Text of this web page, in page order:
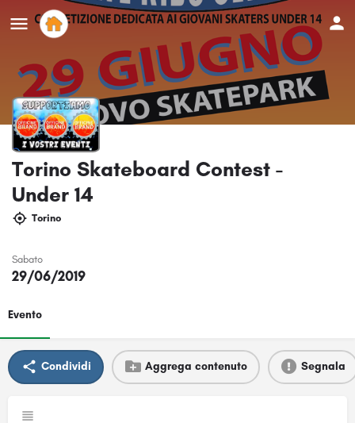
Torino Skateboard Contest -
Under 14
Torino
Sabato
29/06/2019
Evento
Condividi Aggrega contenuto Segnala